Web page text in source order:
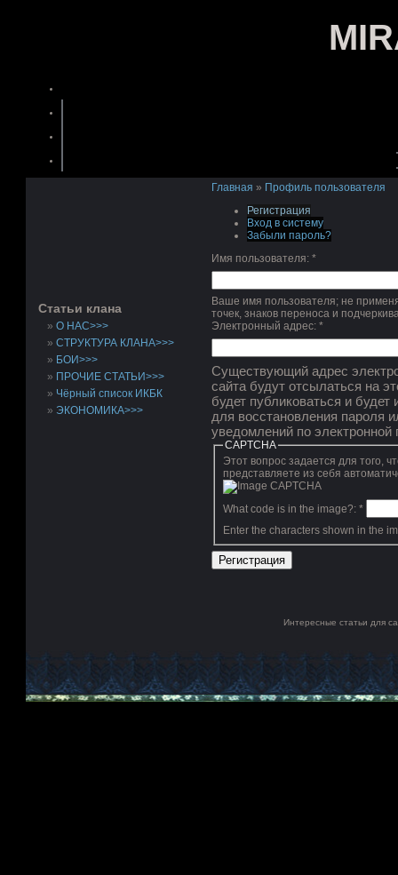
Статьи клана
О НАС>>>
СТРУКТУРА КЛАНА>>>
БОИ>>>
ПРОЧИЕ СТАТЬИ>>>
Чёрный список ИКБК
ЭКОНОМИКА>>>
Главная » Профиль пользователя
Регистрация
Вход в систему
Забыли пароль?
Имя пользователя:*
Ваше имя пользователя; не
точек, знаков переноса и
Электронный адрес:*
Существующий адрес
сайта будут отсылаться на
будет публиковаться и
для восстановления пароля
уведомлений по электронной
CAPTCHA
Этот вопрос задается для того, чтобы
представляете из себя
What code is in the image?:*
Enter the characters shown in the
Интересные статьи для